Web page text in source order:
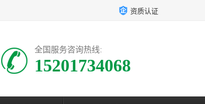
资质认证
全国服务咨询热线:
15201734068